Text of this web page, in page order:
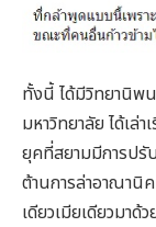
ทั้งนี้ ได้มีวิทยานิพ
มหาวิทยาลัย ได้เล่
ยุคที่สยามมีการปรั
ต้านการล่าอาณานิ
เดียวเมียเดียวมาด้